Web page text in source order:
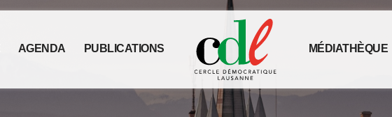
AGENDA PUBLICATIONS MÉDIATHÈQUE